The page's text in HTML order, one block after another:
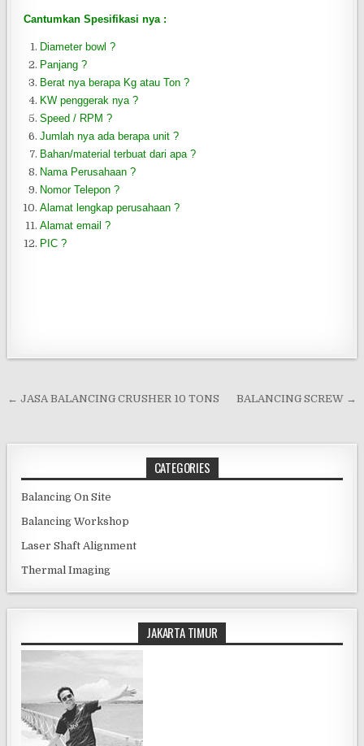
Cantumkan Spesifikasi nya :
Diameter bowl ?
Panjang ?
Berat nya berapa Kg atau Ton ?
KW penggerak nya ?
Speed / RPM ?
Jumlah nya ada berapa unit ?
Bahan/material terbuat dari apa ?
Nama Perusahaan ?
Nomor Telepon ?
Alamat lengkap perusahaan ?
Alamat email ?
PIC ?
Post navigation
← JASA BALANCING CRUSHER 10 TONS BALANCING SCREW →
CATEGORIES
Balancing On Site
Balancing Workshop
Laser Shaft Alignment
Thermal Imaging
JAKARTA TIMUR